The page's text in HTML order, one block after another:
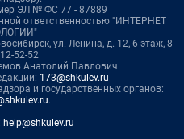
ЭЛ № ФС 77 - 87889
ответственностью "ИНТЕРНЕТ
ул. Ленина, д. 12, 6 этаж, 8
52-52
Анатолий Павлович
173@shkulev.ru
и государственных органов:
.
help@shkulev.ru